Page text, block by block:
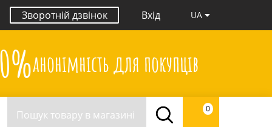
Зворотній дзвінок Вхід UA
анонімність для покупців
0